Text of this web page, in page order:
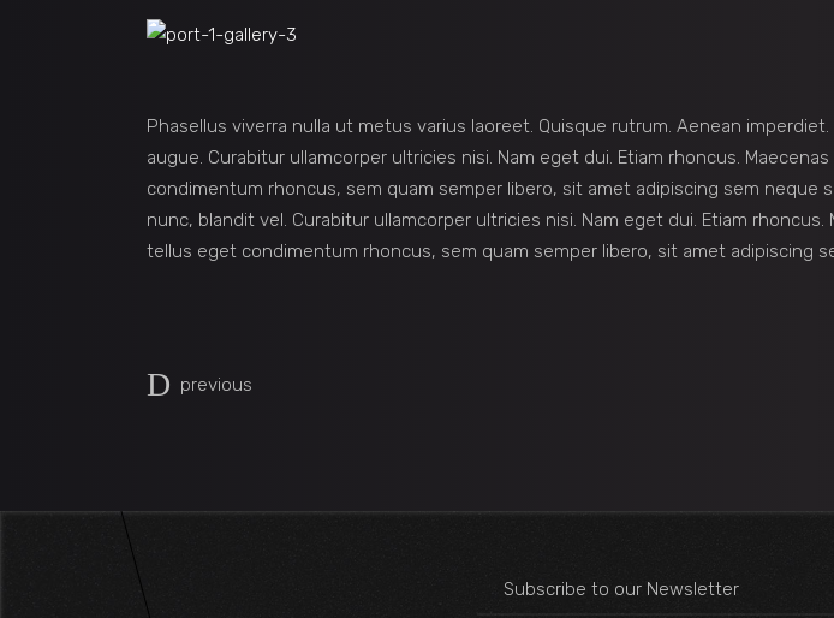
Phasellus viverra nulla ut metus varius laoreet. Quisque rutrum. Aenean imperdiet.
augue. Curabitur ullamcorper ultricies nisi. Nam eget dui. Etiam rhoncus.
condimentum rhoncus, sem quam semper libero, sit amet adipiscing sem neque
nunc, blandit vel. Curabitur ullamcorper ultricies nisi. Nam eget dui. Etiam rhoncus.
tellus eget condimentum rhoncus, sem quam semper libero, sit amet adipiscing
previous